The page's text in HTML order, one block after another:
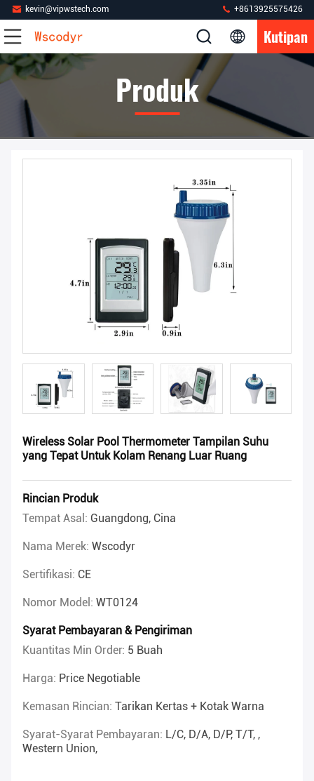
kevin@vipwstech.com +8613925575426
Kutipan
Produk
Wireless Solar Pool Thermometer Tampilan Suhu
yang Tepat Untuk Kolam Renang Luar Ruang
Rincian Produk
Tempat Asal: Guangdong, Cina
Nama Merek: Wscodyr
Sertifikasi: CE
Nomor Model: WT0124
Syarat Pembayaran & Pengiriman
Kuantitas Min Order: 5 Buah
Harga: Price Negotiable
Kemasan Rincian: Tarikan Kertas + Kotak Warna
Syarat-Syarat Pembayaran: L/C, D/A, D/P, T/T, ,
Western Union,